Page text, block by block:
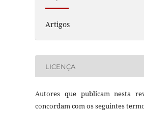
Artigos
LICENÇA
Autores que publicam nesta
concordam com os seguintes